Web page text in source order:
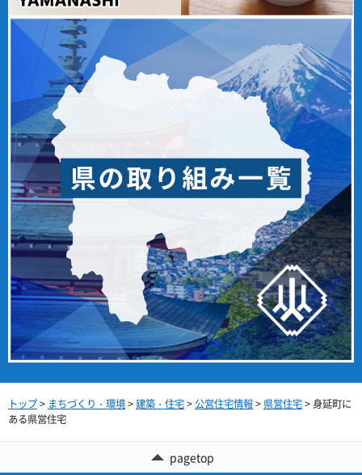
トップ> まちづくり・環境>建築・住宅>公営住宅情報> 県営住宅> 身延町に
ある県営住宅
pagetop